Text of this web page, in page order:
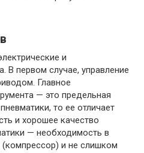
и
В первом случае, управление
Главное
— это предельная
то ее отличает
и хорошее качество
— необходимость в
(компрессор) и не слишком